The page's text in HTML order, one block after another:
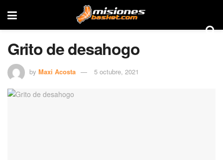
Grito de desahogo
by Maxi Acosta 5 octubre, 2021